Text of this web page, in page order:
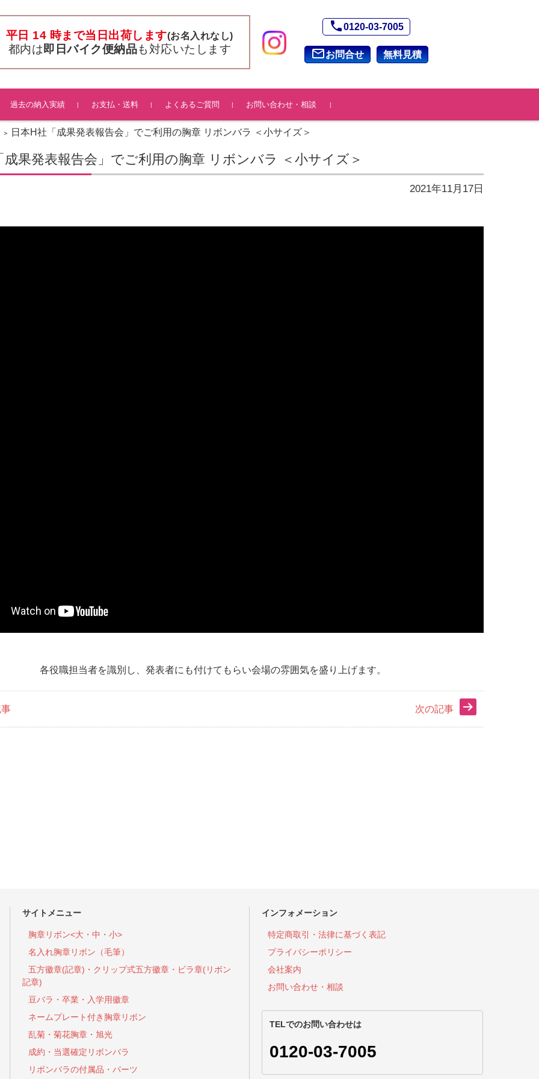
phone0120-03-7005
mail_outlineお問合せ 無料見積
平日 14 時まで当日出荷します(お名入れなし)
都内は即日バイク便納品も対応いたします
過去の納入実績 お支払・送料 よくあるご質問 お問い合わせ・相談
> 日本H社「成果発表報告会」でご利用の胸章 リボンバラ ＜小サイズ＞
成果発表報告会」でご利用の胸章 リボンバラ ＜小サイズ＞
2021年11月17日
各役職担当者を識別し、 発表者にも付けてもらい会場の雰囲気を盛り上げます。
次の記事
サイトメニュー
胸章リボン<大・中・小>
名入れ胸章リボン（毛筆）
五方徽章(記章)・ クリップ式五方徽章・ビラ章(リボン
記章)
豆バラ・卒業・入学用徽章
ネームプレート付き胸章リボン
乱菊・菊花胸章・旭光
成約・当選確定リボンバラ
リボンバラの付属品・パーツ
インフォメーション
特定商取引・法律に基づく表記
プライバシーポリシー
会社案内
お問い合わせ・相談
TELでのお問い合わせは
0120-03-7005